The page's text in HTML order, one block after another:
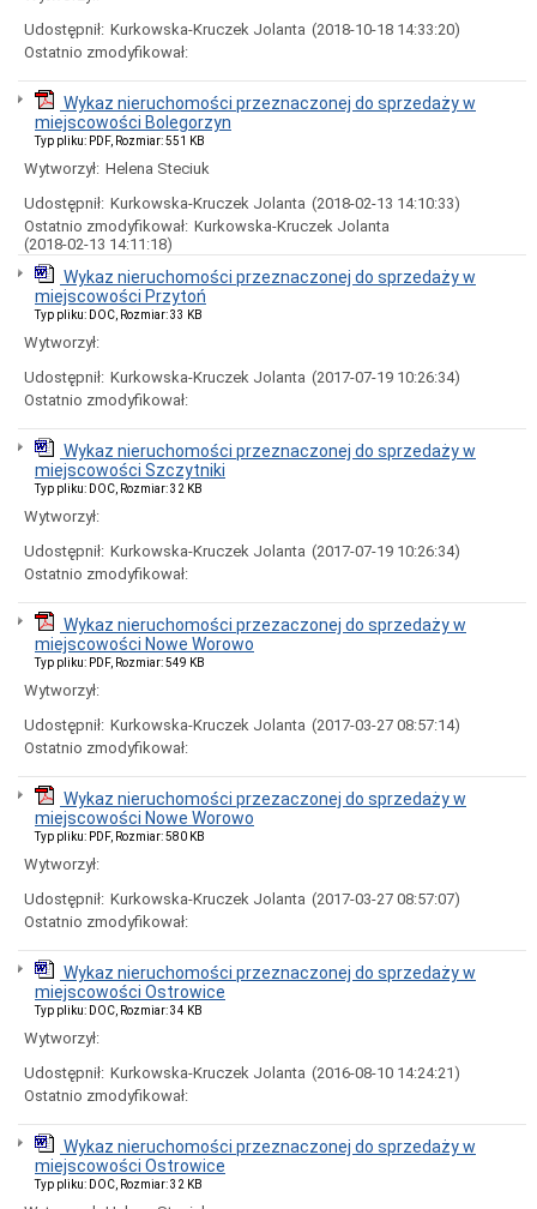
Komunalna
Mieszkania
Nieruchomości
Ochrona
Środowiska
Planowanie,
przestrzenne
budownictwo
Podatki
opłaty
alkoholowe
Świadczenia
rodzinne
Oświata
Petycje
Działalność
Inne
majątkowe
Radni
kadencja
2015-
2018
Radni
kadencja
-2014
Kierownicy
Jednostek
Pracownicy
majątkowe
Rejestry
ewidencje
Rejestr
Regulowanej
w
odbierania
odpadów
komunalnych
Udostępnił: Kurkowska-Kruczek Jolanta (2018-10-18 14:33:20)
Ostatnio zmodyfikował:
Wykaz nieruchomości przeznaczonej do sprzedaży w
miejscowości Bolegorzyn
Typ pliku: PDF, Rozmiar: 551 KB
Wytworzył: Helena Steciuk
Udostępnił: Kurkowska-Kruczek Jolanta (2018-02-13 14:10:33)
Ostatnio zmodyfikował: Kurkowska-Kruczek Jolanta
(2018-02-13 14:11:18)
Wykaz nieruchomości przeznaczonej do sprzedaży w
miejscowości Przytoń
Typ pliku: DOC, Rozmiar: 33 KB
Wytworzył:
Udostępnił: Kurkowska-Kruczek Jolanta (2017-07-19 10:26:34)
Ostatnio zmodyfikował:
Wykaz nieruchomości przeznaczonej do sprzedaży w
miejscowości Szczytniki
Typ pliku: DOC, Rozmiar: 32 KB
Wytworzył:
Udostępnił: Kurkowska-Kruczek Jolanta (2017-07-19 10:26:34)
Ostatnio zmodyfikował:
Wykaz nieruchomości przezaczonej do sprzedaży w
miejscowości Nowe Worowo
Typ pliku: PDF, Rozmiar: 549 KB
Wytworzył:
Udostępnił: Kurkowska-Kruczek Jolanta (2017-03-27 08:57:14)
Ostatnio zmodyfikował:
Wykaz nieruchomości przezaczonej do sprzedaży w
miejscowości Nowe Worowo
Typ pliku: PDF, Rozmiar: 580 KB
Wytworzył:
Udostępnił: Kurkowska-Kruczek Jolanta (2017-03-27 08:57:07)
Ostatnio zmodyfikował:
Wykaz nieruchomości przeznaczonej do sprzedaży w
miejscowości Ostrowice
Typ pliku: DOC, Rozmiar: 34 KB
Wytworzył:
Udostępnił: Kurkowska-Kruczek Jolanta (2016-08-10 14:24:21)
Ostatnio zmodyfikował:
Wykaz nieruchomości przeznaczonej do sprzedaży w
miejscowości Ostrowice
Typ pliku: DOC, Rozmiar: 32 KB